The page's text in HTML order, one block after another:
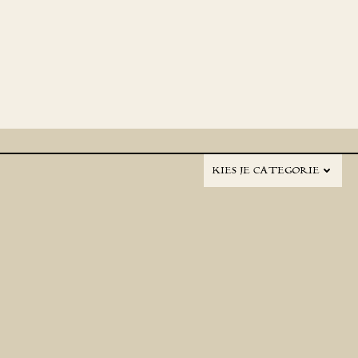
KIES JE CATEGORIE